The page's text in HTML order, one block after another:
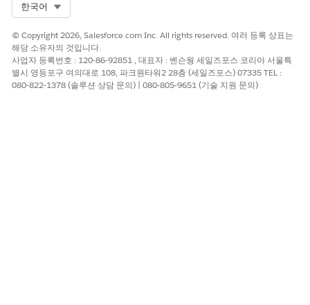
한국어
© Copyright 2026, Salesforce.com Inc. All rights reserved. 여러 등록 상표는
해당 소유자의 것입니다.
사업자 등록번호 : 120-86-92851 , 대표자 : 벤슨웡 세일즈포스 코리아 서울특
별시 영등포구 여의대로 108, 파크원타워2 28층 (세일즈포스) 07335 TEL :
080-822-1378 (솔루션 상담 문의) | 080-805-9651 (기술 지원 문의)